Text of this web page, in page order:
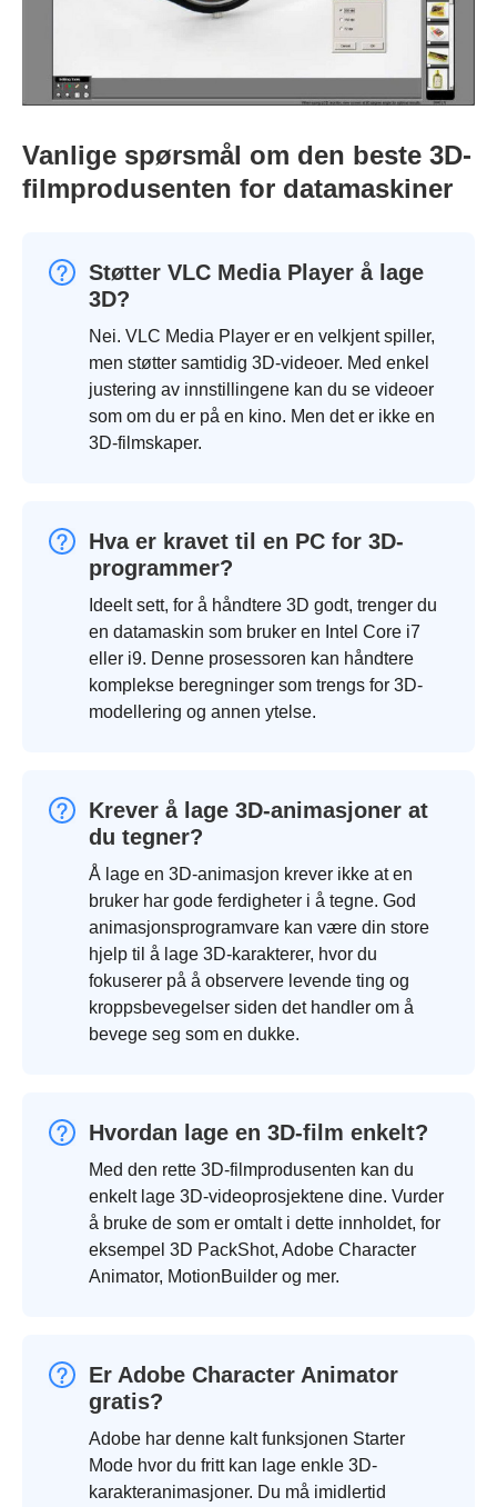
Vanlige spørsmål om den beste 3D-
filmprodusenten for datamaskiner
Støtter VLC Media Player å lage
3D?
Nei. VLC Media Player er en velkjent spiller,
men støtter samtidig 3D-videoer. Med enkel
justering av innstillingene kan du se videoer
som om du er på en kino. Men det er ikke en
3D-filmskaper.
Hva er kravet til en PC for 3D-
programmer?
Ideelt sett, for å håndtere 3D godt, trenger du
en datamaskin som bruker en Intel Core i7
eller i9. Denne prosessoren kan håndtere
komplekse beregninger som trengs for 3D-
modellering og annen ytelse.
Krever å lage 3D-animasjoner at
du tegner?
Å lage en 3D-animasjon krever ikke at en
bruker har gode ferdigheter i å tegne. God
animasjonsprogramvare kan være din store
hjelp til å lage 3D-karakterer, hvor du
fokuserer på å observere levende ting og
kroppsbevegelser siden det handler om å
bevege seg som en dukke.
Hvordan lage en 3D-film enkelt?
Med den rette 3D-filmprodusenten kan du
enkelt lage 3D-videoprosjektene dine. Vurder
å bruke de som er omtalt i dette innholdet, for
eksempel 3D PackShot, Adobe Character
Animator, MotionBuilder og mer.
Er Adobe Character Animator
gratis?
Adobe har denne kalt funksjonen Starter
Mode hvor du fritt kan lage enkle 3D-
karakteranimasjoner. Du må imidlertid